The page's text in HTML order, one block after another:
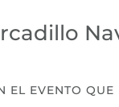
EL EVENTO